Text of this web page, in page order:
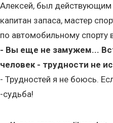
Алексей, был
капитан запаса, мастер
по автомобильному спорту
- Вы еще не замужем...
человек - трудности не
- Трудностей я не боюсь.
-судьба!